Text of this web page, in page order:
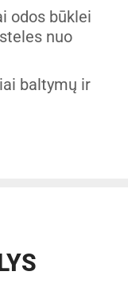
odos būklei
nuo
baltymų ir